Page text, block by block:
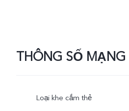
THÔNG SỐ MẠNG
Loại khe cắm thẻ